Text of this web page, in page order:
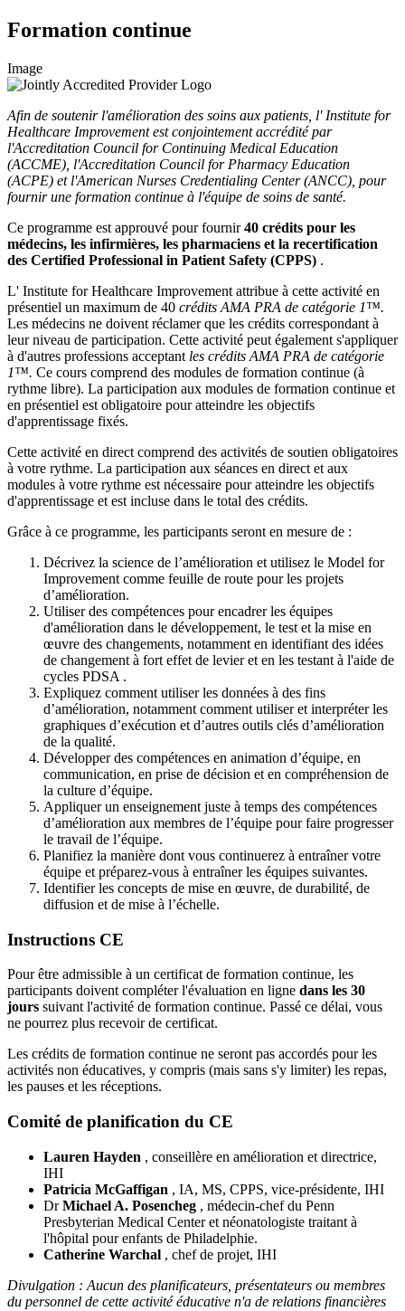
Formation continue
Image
Afin de soutenir l'amélioration des soins aux patients, l' Institute for
Healthcare Improvement est conjointement accrédité par
l'Accreditation Council for Continuing Medical Education
(ACCME), l'Accreditation Council for Pharmacy Education
(ACPE) et l'American Nurses Credentialing Center (ANCC), pour
fournir une formation continue à l'équipe de soins de santé.
Ce programme est approuvé pour fournir40 crédits pour les
médecins, les infirmières, les pharmaciens et la recertification
des Certified Professional in Patient Safety (CPPS) .
L' Institute for Healthcare Improvement attribue à cette activité en
présentiel un maximum de 40 crédits AMA PRA de catégorie 1™.
Les médecins ne doivent réclamer que les crédits correspondant à
leur niveau de participation. Cette activité peut également s'appliquer
à d'autres professions acceptant les crédits AMA PRA de catégorie
1™. Ce cours comprend des modules de formation continue (à
rythme libre). La participation aux modules de formation continue et
en présentiel est obligatoire pour atteindre les objectifs
d'apprentissage fixés.
Cette activité en direct comprend des activités de soutien obligatoires
à votre rythme. La participation aux séances en direct et aux
modules à votre rythme est nécessaire pour atteindre les objectifs
d'apprentissage et est incluse dans le total des crédits.
Grâce à ce programme, les participants seront en mesure de :
Décrivez la science de l’amélioration et utilisez le Model for
Improvement comme feuille de route pour les projets
d’amélioration.
Utiliser des compétences pour encadrer les équipes
d'amélioration dans le développement, le test et la mise en
œuvre des changements, notamment en identifiant des idées
de changement à fort effet de levier et en les testant à l'aide de
cycles PDSA .
Expliquez comment utiliser les données à des fins
d’amélioration, notamment comment utiliser et interpréter les
graphiques d’exécution et d’autres outils clés d’amélioration
de la qualité.
Développer des compétences en animation d’équipe, en
communication, en prise de décision et en compréhension de
la culture d’équipe.
Appliquer un enseignement juste à temps des compétences
d’amélioration aux membres de l’équipe pour faire progresser
le travail de l’équipe.
Planifiez la manière dont vous continuerez à entraîner votre
équipe et préparez-vous à entraîner les équipes suivantes.
Identifier les concepts de mise en œuvre, de durabilité, de
diffusion et de mise à l’échelle.
Instructions CE
Pour être admissible à un certificat de formation continue, les
participants doivent compléter l'évaluation en ligne dans les 30
jours suivant l'activité de formation continue. Passé ce délai, vous
ne pourrez plus recevoir de certificat.
Les crédits de formation continue ne seront pas accordés pour les
activités non éducatives, y compris (mais sans s'y limiter) les repas,
les pauses et les réceptions.
Comité de planification du CE
Lauren Hayden , conseillère en amélioration et directrice,
IHI
Patricia McGaffigan , IA, MS, CPPS, vice-présidente, IHI
DrMichael A. Posencheg , médecin-chef du Penn
Presbyterian Medical Center et néonatologiste traitant à
l'hôpital pour enfants de Philadelphie.
Catherine Warchal , chef de projet, IHI
Divulgation : Aucun des planificateurs, présentateurs ou membres
du personnel de cette activité éducative n'a de relations financières